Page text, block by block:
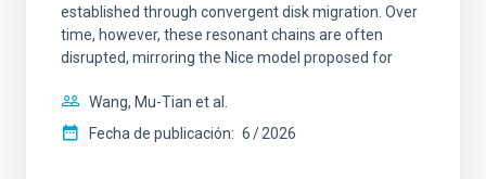
established through convergent disk migration. Over
time, however, these resonant chains are often
disrupted, mirroring the Nice model proposed for
Wang, Mu-Tian et al.
Fecha de publicación: 6 2026